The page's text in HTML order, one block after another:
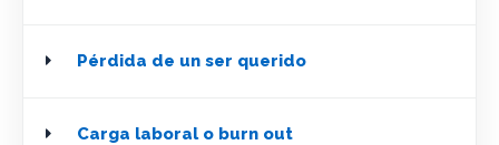
Pérdida de un ser querido
Carga laboral o burn out